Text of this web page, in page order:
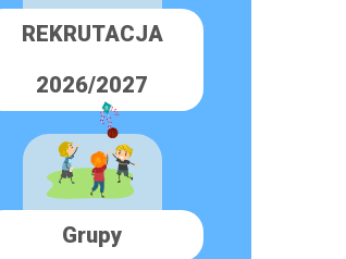
REKRUTACJA
2026/2027
Grupy